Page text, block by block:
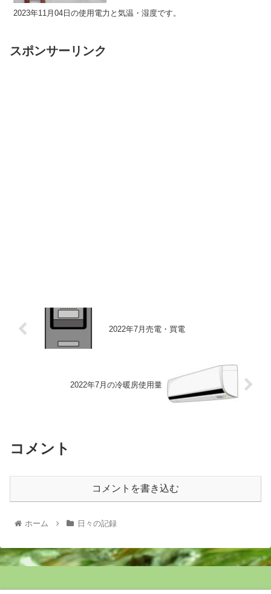
2023年11月04日の使用電力と気温・湿度です。
スポンサーリンク
2022年7月売電・買電
2022年7月の冷暖房使用量
コメント
コメントを書き込む
ホーム 日々の記録